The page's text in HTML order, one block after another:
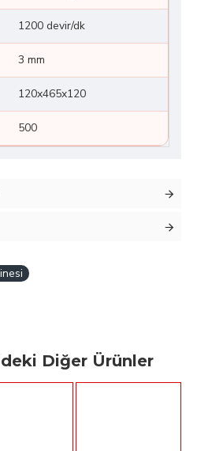
1200 devir/dk
3 mm
120x465x120
500
Diğer Ürünler